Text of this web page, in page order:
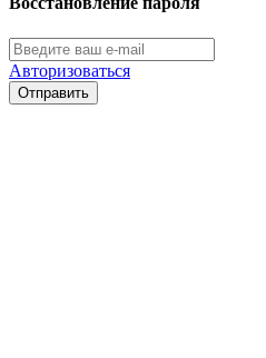
Авторизоваться
Отправить